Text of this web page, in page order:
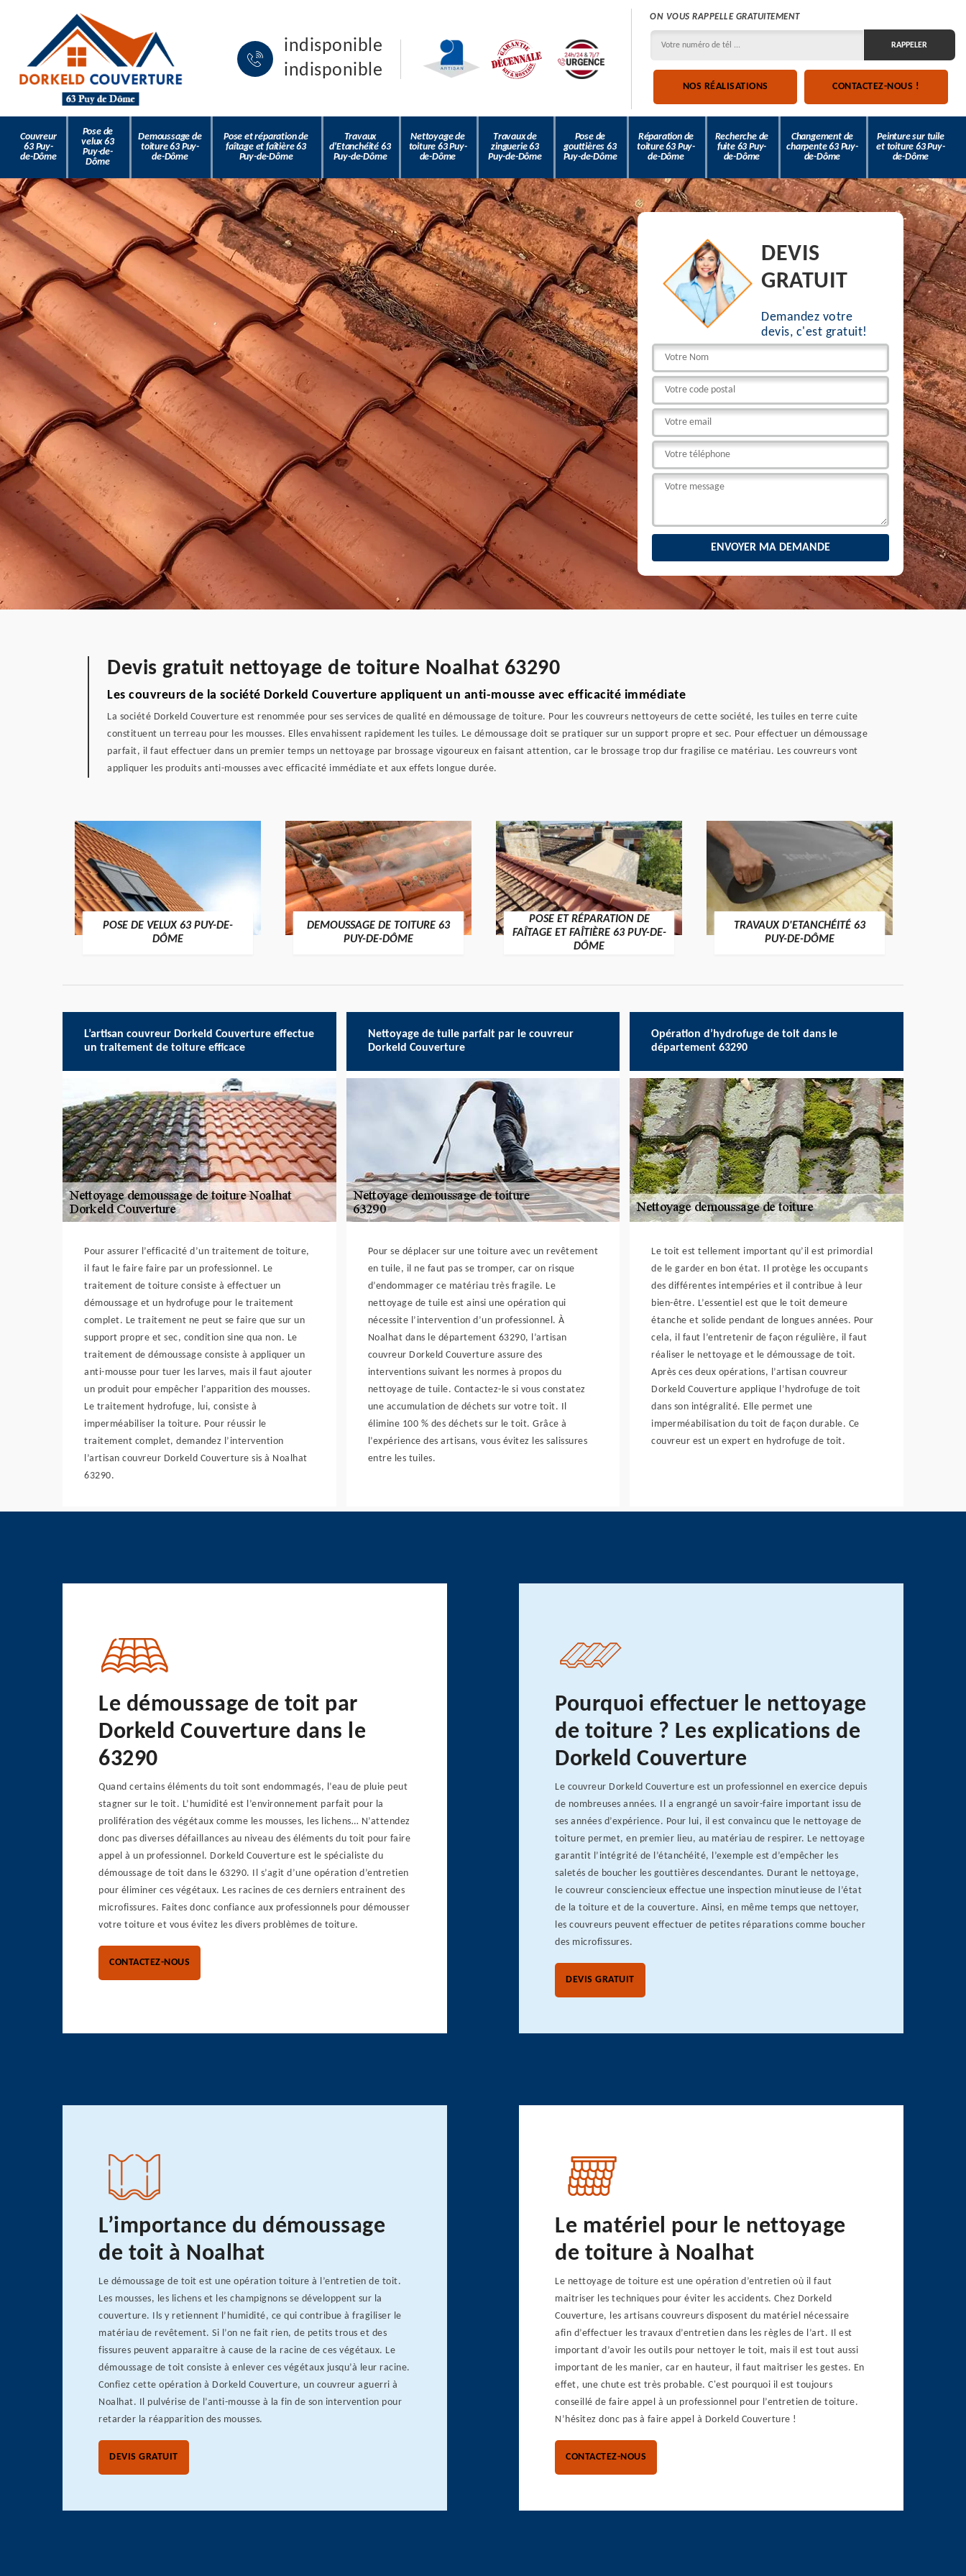
indisponible
indisponible
ON VOUS RAPPELLE GRATUITEMENT
NOS RÉALISATIONS CONTACTEZ-NOUS !
Couvreur
63 Puy-
de-Dôme
Pose de
velux 63
Puy-de-
Dôme
Demoussage de
toiture 63 Puy-
de-Dôme
Pose et réparation de
faîtage et faîtière 63
Puy-de-Dôme
Travaux
d'Etanchéité 63
Puy-de-Dôme
Nettoyage de
toiture 63 Puy-
de-Dôme
Travaux de
zinguerie 63
Puy-de-Dôme
Pose de
gouttières 63
Puy-de-Dôme
Réparation de
toiture 63 Puy-
de-Dôme
Recherche de
fuite 63 Puy-
de-Dôme
Changement de
charpente 63 Puy-
de-Dôme
Peinture sur tuile
et toiture 63 Puy-
de-Dôme
DEVIS
GRATUIT
Demandez votre
devis, c'est gratuit!
Devis gratuit nettoyage de toiture Noalhat 63290
Les couvreurs de la société Dorkeld Couverture appliquent un anti-mousse avec efficacité immédiate
La société Dorkeld Couverture est renommée pour ses services de qualité en démoussage de toiture. Pour les couvreurs nettoyeurs de cette société, les tuiles en terre cuite
constituent un terreau pour les mousses. Elles envahissent rapidement les tuiles. Le démoussage doit se pratiquer sur un support propre et sec. Pour effectuer un démoussage
parfait, il faut effectuer dans un premier temps un nettoyage par brossage vigoureux en faisant attention, car le brossage trop dur fragilise ce matériau. Les couvreurs vont
appliquer les produits anti-mousses avec efficacité immédiate et aux effets longue durée.
POSE DE VELUX 63 PUY-DE-
DÔME
DEMOUSSAGE DE TOITURE 63
PUY-DE-DÔME
POSE ET RÉPARATION DE
FAÎTAGE ET FAÎTIÈRE 63 PUY-DE-
DÔME
TRAVAUX D'ETANCHÉITÉ 63
PUY-DE-DÔME
L’artisan couvreur Dorkeld Couverture effectue
un traitement de toiture efficace
Pour assurer l’efficacité d’un traitement de toiture,
il faut le faire faire par un professionnel. Le
traitement de toiture consiste à effectuer un
démoussage et un hydrofuge pour le traitement
complet. Le traitement ne peut se faire que sur un
support propre et sec, condition sine qua non. Le
traitement de démoussage consiste à appliquer un
anti-mousse pour tuer les larves, mais il faut ajouter
un produit pour empêcher l’apparition des mousses.
Le traitement hydrofuge, lui, consiste à
imperméabiliser la toiture. Pour réussir le
traitement complet, demandez l’intervention
l’artisan couvreur Dorkeld Couverture sis à Noalhat
63290.
Nettoyage de tuile parfait par le couvreur
Dorkeld Couverture
Pour se déplacer sur une toiture avec un revêtement
en tuile, il ne faut pas se tromper, car on risque
d’endommager ce matériau très fragile. Le
nettoyage de tuile est ainsi une opération qui
nécessite l’intervention d’un professionnel. À
Noalhat dans le département 63290, l’artisan
couvreur Dorkeld Couverture assure des
interventions suivant les normes à propos du
nettoyage de tuile. Contactez-le si vous constatez
une accumulation de déchets sur votre toit. Il
élimine 100 % des déchets sur le toit. Grâce à
l’expérience des artisans, vous évitez les salissures
entre les tuiles.
Opération d’hydrofuge de toit dans le
département 63290
Le toit est tellement important qu’il est primordial
de le garder en bon état. Il protège les occupants
des différentes intempéries et il contribue à leur
bien-être. L’essentiel est que le toit demeure
étanche et solide pendant de longues années. Pour
cela, il faut l’entretenir de façon régulière, il faut
réaliser le nettoyage et le démoussage de toit.
Après ces deux opérations, l’artisan couvreur
Dorkeld Couverture applique l’hydrofuge de toit
dans son intégralité. Elle permet une
imperméabilisation du toit de façon durable. Ce
couvreur est un expert en hydrofuge de toit.
Le démoussage de toit par
Dorkeld Couverture dans le
63290
Quand certains éléments du toit sont endommagés, l’eau de pluie peut
stagner sur le toit. L’humidité est l’environnement parfait pour la
prolifération des végétaux comme les mousses, les lichens… N’attendez
donc pas diverses défaillances au niveau des éléments du toit pour faire
appel à un professionnel. Dorkeld Couverture est le spécialiste du
démoussage de toit dans le 63290. Il s’agit d’une opération d’entretien
pour éliminer ces végétaux. Les racines de ces derniers entrainent des
microfissures. Faites donc confiance aux professionnels pour démousser
votre toiture et vous évitez les divers problèmes de toiture.
CONTACTEZ-NOUS
Pourquoi effectuer le nettoyage
de toiture ? Les explications de
Dorkeld Couverture
Le couvreur Dorkeld Couverture est un professionnel en exercice depuis
de nombreuses années. Il a engrangé un savoir-faire important issu de
ses années d’expérience. Pour lui, il est convaincu que le nettoyage de
toiture permet, en premier lieu, au matériau de respirer. Le nettoyage
garantit l’intégrité de l’étanchéité, l’exemple est d’empêcher les
saletés de boucher les gouttières descendantes. Durant le nettoyage,
le couvreur consciencieux effectue une inspection minutieuse de l’état
de la toiture et de la couverture. Ainsi, en même temps que nettoyer,
les couvreurs peuvent effectuer de petites réparations comme boucher
des microfissures.
DEVIS GRATUIT
L’importance du démoussage
de toit à Noalhat
Le démoussage de toit est une opération toiture à l’entretien de toit.
Les mousses, les lichens et les champignons se développent sur la
couverture. Ils y retiennent l’humidité, ce qui contribue à fragiliser le
matériau de revêtement. Si l’on ne fait rien, de petits trous et des
fissures peuvent apparaitre à cause de la racine de ces végétaux. Le
démoussage de toit consiste à enlever ces végétaux jusqu’à leur racine.
Confiez cette opération à Dorkeld Couverture, un couvreur aguerri à
Noalhat. Il pulvérise de l’anti-mousse à la fin de son intervention pour
retarder la réapparition des mousses.
DEVIS GRATUIT
Le matériel pour le nettoyage
de toiture à Noalhat
Le nettoyage de toiture est une opération d’entretien où il faut
maitriser les techniques pour éviter les accidents. Chez Dorkeld
Couverture, les artisans couvreurs disposent du matériel nécessaire
afin d’effectuer les travaux d’entretien dans les règles de l’art. Il est
important d’avoir les outils pour nettoyer le toit, mais il est tout aussi
important de les manier, car en hauteur, il faut maitriser les gestes. En
effet, une chute est très probable. C'est pourquoi il est toujours
conseillé de faire appel à un professionnel pour l’entretien de toiture.
N’hésitez donc pas à faire appel à Dorkeld Couverture !
CONTACTEZ-NOUS